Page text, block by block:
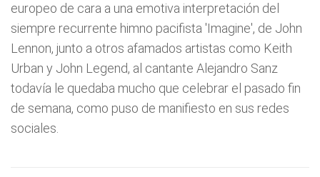
europeo de cara a una emotiva interpretación del
siempre recurrente himno pacifista 'Imagine', de John
Lennon, junto a otros afamados artistas como Keith
Urban y John Legend, al cantante Alejandro Sanz
todavía le quedaba mucho que celebrar el pasado fin
de semana, como puso de manifiesto en sus redes
sociales.